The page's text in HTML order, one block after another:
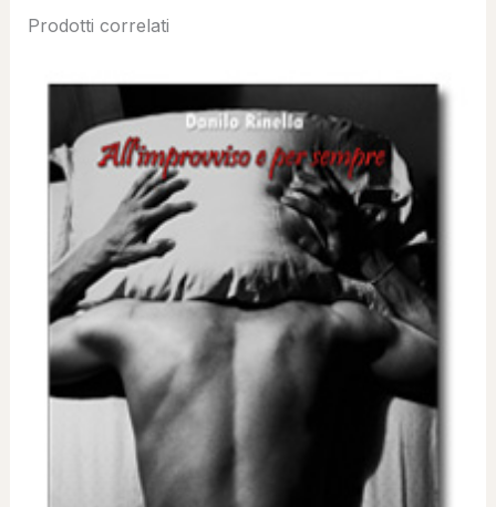
Prodotti correlati